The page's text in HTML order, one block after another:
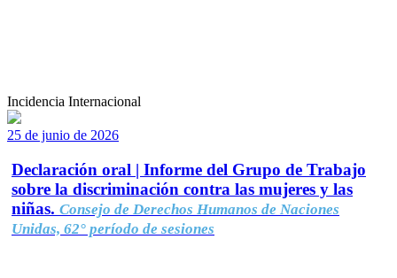
Incidencia Internacional
25 de junio de 2026
Declaración oral | Informe del Grupo de Trabajo
sobre la discriminación contra las mujeres y las
niñas. Consejo de Derechos Humanos de Naciones
Unidas, 62° período de sesiones